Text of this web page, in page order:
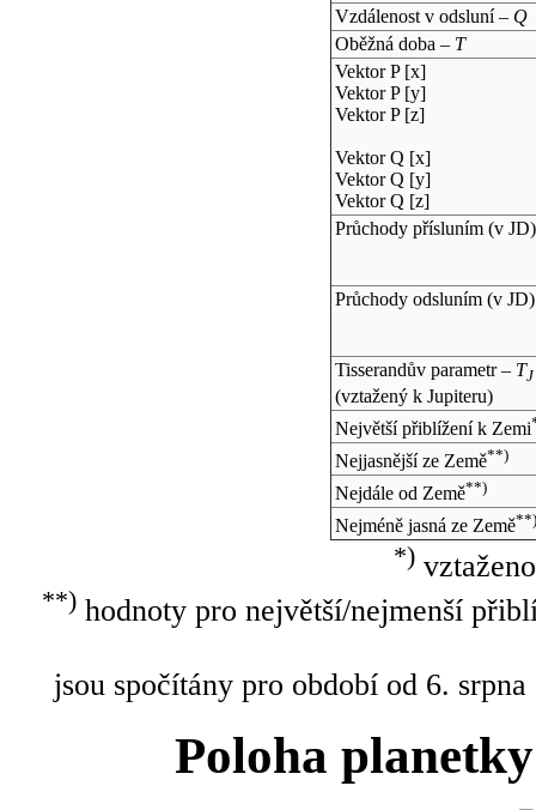
Vzdálenost v odsluní – Q
Oběžná doba – T
Vektor P [x]
Vektor P [y]
Vektor P [z]
Vektor Q [x]
Vektor Q [y]
Vektor Q [z]
Průchody přísluním (v JD)
Průchody odsluním (v JD)
Tisserandův parametr – TJ
(vztažený k Jupiteru)
Největší přiblížení k Zemi
Nejjasnější ze Země**)
Nejdále od Země**)
Nejméně jasná ze Země**)
*)
**)hodnoty pro největší/nejmenší
jsou spočítány pro období od 6.
Poloha